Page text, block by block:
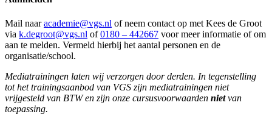
Mail naar academie@vgs.nl of neem contact op met Kees de Groot
via k.degroot@vgs.nl of 0180 – 442667 voor meer informatie of om
aan te melden. Vermeld hierbij het aantal personen en de
organisatie/school.
Mediatrainingen laten wij verzorgen door derden. In tegenstelling
tot het trainingsaanbod van VGS zijn mediatrainingen niet
vrijgesteld van BTW en zijn onze cursusvoorwaarden niet van
toepassing.